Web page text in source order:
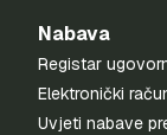
Nabava
Registar
Elektronički
Uvjeti nabave